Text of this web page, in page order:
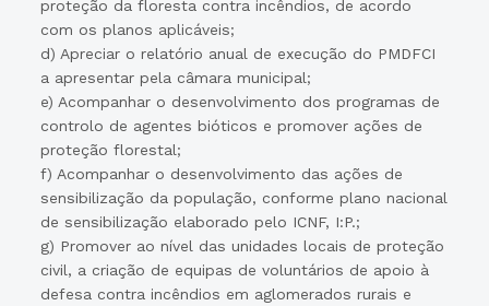
proteção da floresta contra incêndios, de acordo
com os planos aplicáveis;
d) Apreciar o relatório anual de execução do PMDFCI
a apresentar pela câmara municipal;
e) Acompanhar o desenvolvimento dos programas de
controlo de agentes bióticos e promover ações de
proteção florestal;
f) Acompanhar o desenvolvimento das ações de
sensibilização da população, conforme plano nacional
de sensibilização elaborado pelo ICNF, I:P.;
g) Promover ao nível das unidades locais de proteção
civil, a criação de equipas de voluntários de apoio à
defesa contra incêndios em aglomerados rurais e